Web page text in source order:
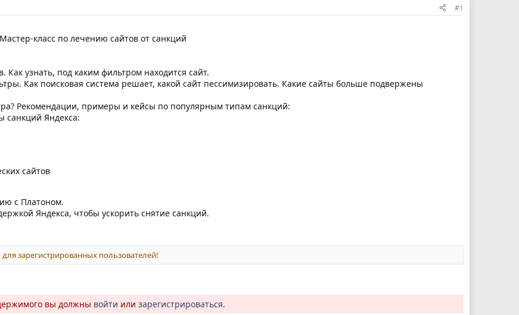
#1
класс по лечению сайтов от санкций
узнать, под каким фильтром находится сайт.
Как поисковая система решает, какой сайт пессимизировать. Какие сайты больше подвержены
Рекомендации, примеры и кейсы по популярным типам санкций:
санкций Яндекса:
сайтов
с Платоном.
Яндекса, чтобы ускорить снятие санкций.
зарегистрированных пользователей!
вы должны войти или зарегистрироваться.